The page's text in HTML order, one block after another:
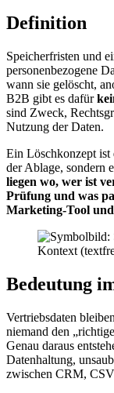
Definition
Speicherfristen und
personenbezogene
wann sie gelöscht,
B2B gibt es dafür
sind Zweck,
Nutzung der Daten.
Ein Löschkonzept ist
der Ablage, sondern
liegen wo, wer ist
Prüfung und was
Marketing-Tool
Bedeutung
Vertriebsdaten
niemand den
Genau daraus
Datenhaltung,
zwischen CRM,